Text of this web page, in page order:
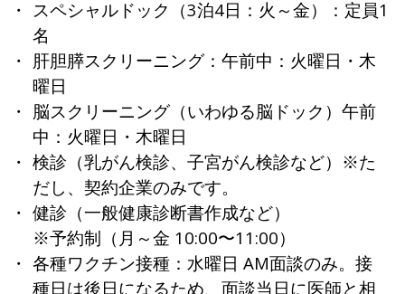
スペシャルドック（3泊4日：火～金）：定員1
名
肝胆膵スクリーニング：午前中：火曜日・木
曜日
脳スクリーニング（いわゆる脳ドック）午前
中：火曜日・木曜日
検診（乳がん検診、子宮がん検診など）※た
だし、契約企業のみです。
健診（一般健康診断書作成など）
※予約制（月～金 10:00〜11:00）
各種ワクチン接種：水曜日 AM面談のみ。接
種日は後日になるため、面談当日に医師と相